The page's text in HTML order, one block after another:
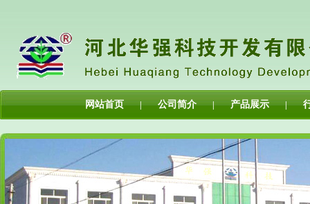
网站首页 | 公司简介 | 产品展示 |